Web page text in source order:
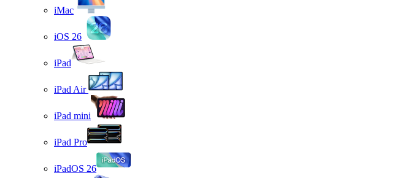
iMac
iOS 26
iPad
iPad Air
iPad mini
iPad Pro
iPadOS 26